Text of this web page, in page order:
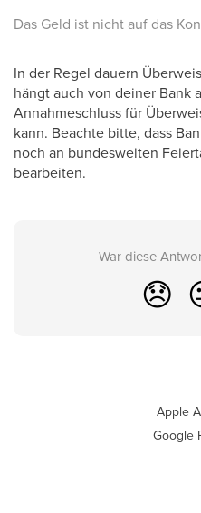
Das Geld ist nicht auf das
In der Regel dauern
hängt auch von deiner Bank
Annahmeschluss für
kann. Beachte bitte, dass
noch an bundesweiten
bearbeiten.
War diese
😞
Apple
Google